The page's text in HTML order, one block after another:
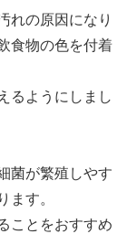
れの原因になり
食物の色を付着
るようにしまし
菌が繁殖しやす
ます。
ことをおすすめ